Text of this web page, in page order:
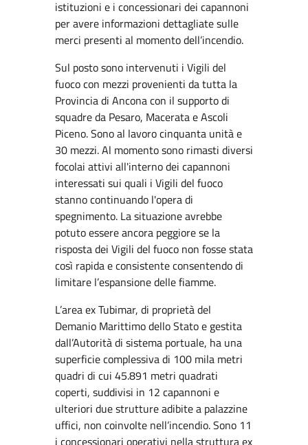
istituzioni e i concessionari dei capannoni
per avere informazioni dettagliate sulle
merci presenti al momento dell’incendio.
Sul posto sono intervenuti i Vigili del
fuoco con mezzi provenienti da tutta la
Provincia di Ancona con il supporto di
squadre da Pesaro, Macerata e Ascoli
Piceno. Sono al lavoro cinquanta unità e
30 mezzi. Al momento sono rimasti diversi
focolai attivi all'interno dei capannoni
interessati sui quali i Vigili del fuoco
stanno continuando l'opera di
spegnimento. La situazione avrebbe
potuto essere ancora peggiore se la
risposta dei Vigili del fuoco non fosse stata
così rapida e consistente consentendo di
limitare l’espansione delle fiamme.
L’area ex Tubimar, di proprietà del
Demanio Marittimo dello Stato e gestita
dall’Autorità di sistema portuale, ha una
superficie complessiva di 100 mila metri
quadri di cui 45.891 metri quadrati
coperti, suddivisi in 12 capannoni e
ulteriori due strutture adibite a palazzine
uffici, non coinvolte nell’incendio. Sono 11
i concessionari operativi nella struttura ex